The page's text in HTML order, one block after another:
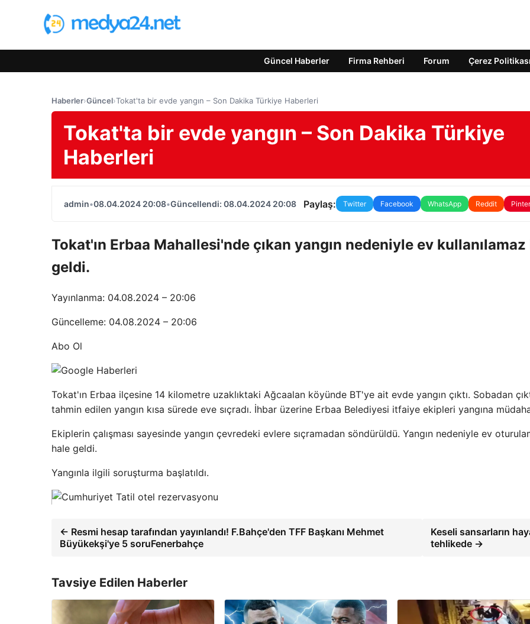
Güncel Haberler Firma Rehberi Forum Çerez Politikası
Haberler›Güncel›Tokat'ta bir evde yangın – Son Dakika Türkiye Haberleri
Tokat'ta bir evde yangın – Son Dakika Türkiye
Haberleri
admin•08.04.2024 20:08•Güncellendi: 08.04.2024 20:08 Paylaş: Twitter Facebook WhatsApp Reddit
Tokat'ın Erbaa Mahallesi'nde çıkan yangın nedeniyle ev
geldi.
Yayınlanma: 04.08.2024 – 20:06
Güncelleme: 04.08.2024 – 20:06
Abo Ol
Tokat'ın Erbaa ilçesine 14 kilometre uzaklıktaki Ağcaalan köyünde BT'ye ait evde yangın çıktı. Sobadan
tahmin edilen yangın kısa sürede eve sıçradı. İhbar üzerine Erbaa Belediyesi itfaiye ekipleri yangına
Ekiplerin çalışması sayesinde yangın çevredeki evlere sıçramadan söndürüldü. Yangın nedeniyle ev
hale geldi.
Yangınla ilgili soruşturma başlatıldı.
← Resmi hesap tarafından yayınlandı! F.Bahçe'den TFF Başkanı Mehmet
Büyükekşi'ye 5 soruFenerbahçe
Keseli sansarların
tehlikede →
Tavsiye Edilen Haberler